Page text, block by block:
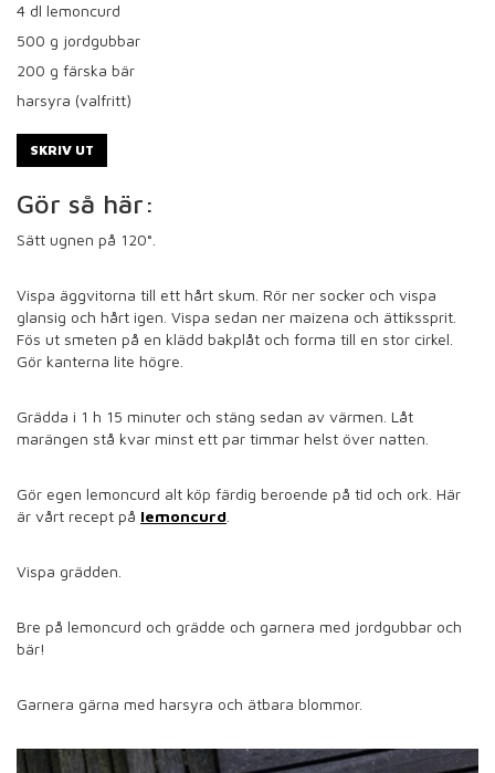
4 dl lemoncurd
500 g jordgubbar
200 g färska bär
harsyra (valfritt)
SKRIV UT
Gör så här:
Sätt ugnen på 120°.
Vispa äggvitorna till ett hårt skum. Rör ner socker och vispa
glansig och hårt igen. Vispa sedan ner maizena och ättikssprit.
Fös ut smeten på en klädd bakplåt och forma till en stor cirkel.
Gör kanterna lite högre.
Grädda i 1 h 15 minuter och stäng sedan av värmen. Låt
marängen stå kvar minst ett par timmar helst över natten.
Gör egen lemoncurd alt köp färdig beroende på tid och ork. Här
är vårt recept på lemoncurd
Vispa grädden.
Bre på lemoncurd och grädde och garnera med jordgubbar och
bär!
Garnera gärna med harsyra och ätbara blommor.